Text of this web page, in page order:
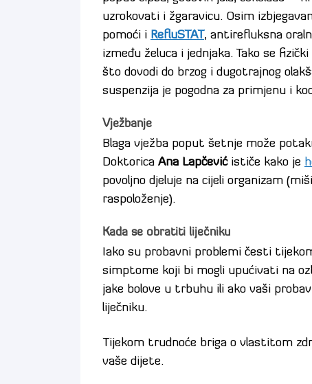
uzrokovati i žgaravicu. Osim
pomoći i RefluSTAT, antirefluksna
između želuca i jednjaka. Tako se
što dovodi do brzog i dugotrajnog
suspenzija je pogodna za primjenu i
Vježbanje
Blaga vježba poput šetnje može
Doktorica Ana Lapčevićističe kako je
povoljno djeluje na cijeli organizam
raspoloženje).
Kada se obratiti liječniku
Iako su probavni problemi česti
simptome koji bi mogli upućivati na
jake bolove u trbuhu ili ako vaši
liječniku.
Tijekom trudnoće briga o vlastitom
vaše dijete.